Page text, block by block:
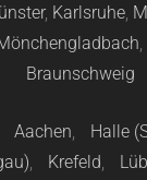
, Karlsruhe,
,
Braunschweig
Aachen, Halle
, Krefeld,